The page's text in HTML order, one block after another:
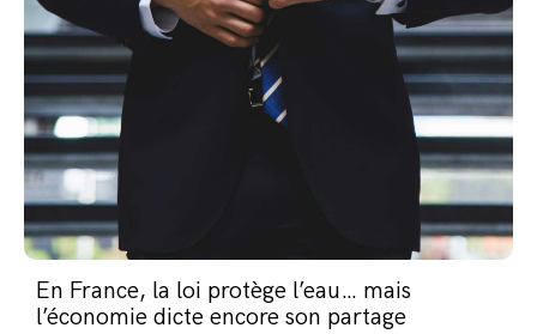
En France, la loi protège l’eau… mais
l’économie dicte encore son partage